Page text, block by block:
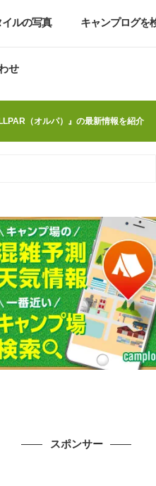
ルの写真 キャンプログを
せ
（オルパ）』の最新情報を紹介
スポンサー